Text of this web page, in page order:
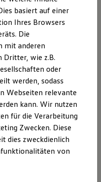
basiert auf einer
Ihres Browsers
Die
mit anderen
Dritter, wie z.B.
oder
werden, sodass
Webseiten relevante
kann. Wir nutzen
für die Verarbeitung
Zwecken. Diese
dies zweckdienlich
von